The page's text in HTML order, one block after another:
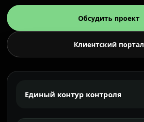
Обсудить проект
Клиентский портал
Единый контур контроля